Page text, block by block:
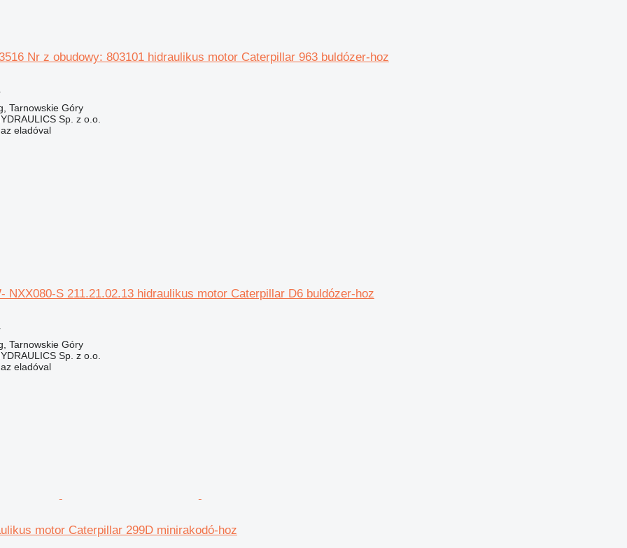
Nr z obudowy: 803101 hidraulikus motor Caterpillar 963 buldózer-hoz
Tarnowskie Góry
Sp. z o.o.
eladóval
NXX080-S 211.21.02.13 hidraulikus motor Caterpillar D6 buldózer-hoz
Tarnowskie Góry
Sp. z o.o.
eladóval
motor Caterpillar 299D minirakodó-hoz